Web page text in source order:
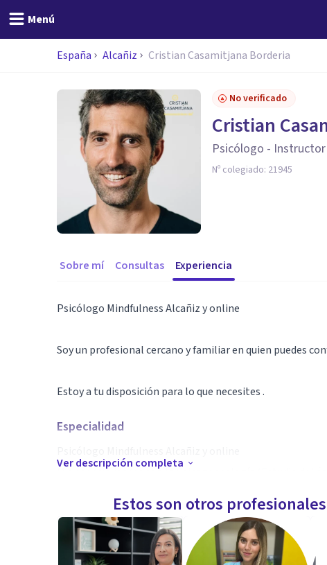
Menú
España Alcañiz Cristian Casamitjana Borderia
No verificado
Cristian
Psicólogo -
Nº colegiado: 21945
Sobre mí Consultas Experiencia
Psicólogo Mindfulness Alcañiz y online
Soy un profesional cercano y familiar en quien puedes
Estoy a tu disposición para lo que necesites .
Especialidad
Mis especialidades son la Psicogenealogía (Estudio del
Aptitudes
Psicólogo Mindfulness Alcañiz y online
Ver descripción completa
Estos son otros